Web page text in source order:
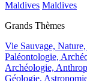
Maldives Maldives
Grands Thèmes
Vie Sauvage,
Paléontologie,
Archéologie,
Géologie,